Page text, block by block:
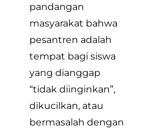
pandangan
masyarakat bahwa
pesantren adalah
tempat bagi siswa
yang dianggap
“tidak diinginkan”,
dikucilkan, atau
bermasalah dengan